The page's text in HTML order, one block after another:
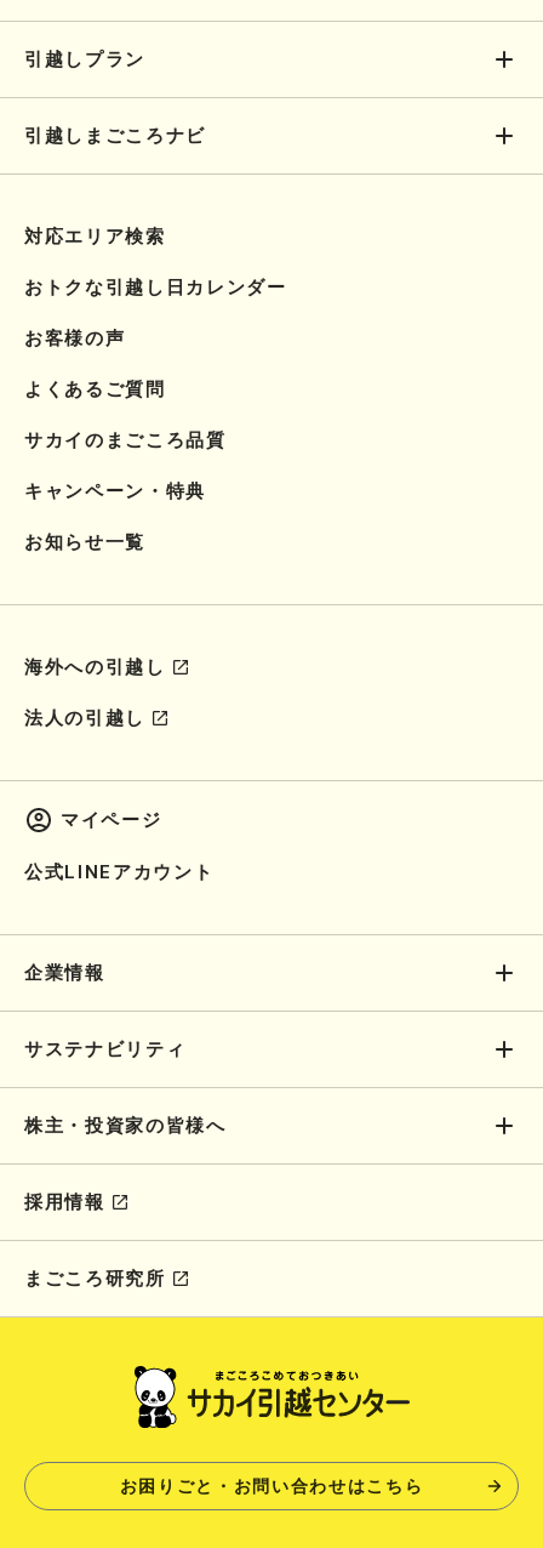
引越しプラン
引越しまごころナビ
対応エリア検索
おトクな引越し日カレンダー
お客様の声
よくあるご質問
サカイのまごころ品質
キャンペーン・特典
お知らせ一覧
海外への引越し
法人の引越し
マイページ
公式LINEアカウント
企業情報
サステナビリティ
株主・投資家の皆様へ
採用情報
まごころ研究所
お困りごと・お問い合わせはこちら